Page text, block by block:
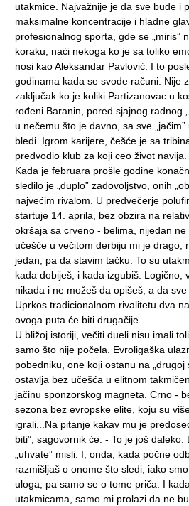
utakmice. Najvažnije je da sve bude i
maksimalne koncentracije i hladne
profesionalnog sporta, gde se „miris”
koraku, naći nekoga ko je sa toliko
nosi kao Aleksandar Pavlović. I to
godinama kada se svode računi. Nije
zaključak ko je koliki Partizanovac u
rođeni Baranin, pored sjajnog radnog
u nečemu što je davno, sa sve
bledi. Igrom karijere, češće je sa
predvodio klub za koji ceo život navija.
Kada je februara prošle godine
sledilo je „duplo” zadovoljstvo, onih
najvećim rivalom. U predvečerje
startuje 14. aprila, bez obzira na
okršaja sa crveno - belima, nijedan
učešće u večitom derbiju mi je drago,
jedan, pa da stavim tačku. To su
kada dobiješ, i kada izgubiš. Logično,
nikada i ne možeš da opišeš, a da
Uprkos tradicionalnom rivalitetu dva
ovoga puta će biti drugačije.
U bližoj istoriji, večiti dueli nisu imali
samo što nije počela. Evroligaška
pobedniku, one koji ostanu na „drugoj
ostavlja bez učešća u elitnom
jačinu sponzorskog magneta. Crno -
sezona bez evropske elite, koju su
igrali...Na pitanje kakav mu je
biti”, sagovornik će: - To je još
„uhvate” misli. I, onda, kada počne
razmišljaš o onome što sledi, iako
uloga, pa samo se o tome priča. I
utakmicama, samo mi prolazi da ne